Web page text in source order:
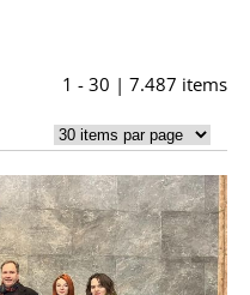
1 - 30 | 7.487 items